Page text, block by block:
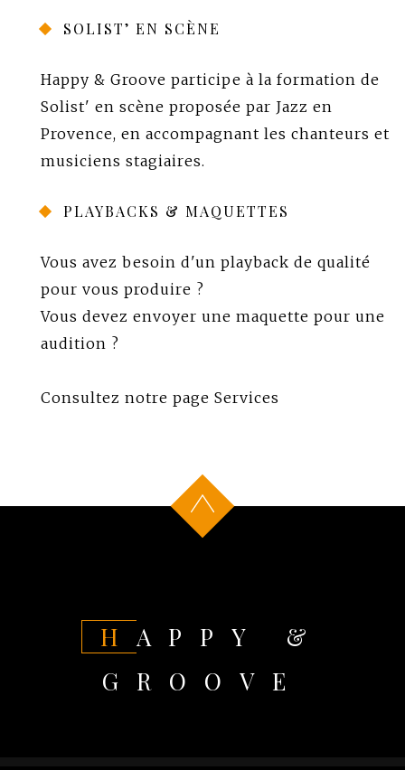
SOLIST’ EN SCÈNE
Happy & Groove participe à la formation de
Solist' en scène proposée par Jazz en
Provence, en accompagnant les chanteurs et
musiciens stagiaires.
PLAYBACKS & MAQUETTES
Vous avez besoin d'un playback de qualité
pour vous produire ?
Vous devez envoyer une maquette pour une
audition ?
Consultez notre page Services
HAPPY &
GROOVE